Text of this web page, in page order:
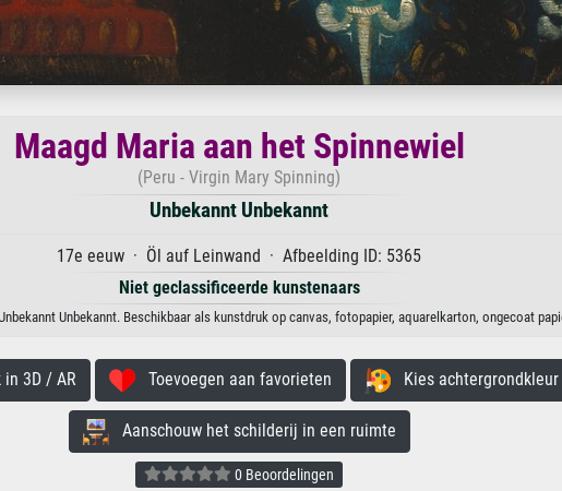
Maagd Maria aan het Spinnewiel
(Peru - Virgin Mary Spinning)
Unbekannt Unbekannt
17e eeuw · Öl auf Leinwand · Afbeelding ID: 5365
Niet geclassificeerde kunstenaars
Unbekannt. Beschikbaar als kunstdruk op canvas, fotopapier, aquarelkarton, ongecoat
3D / AR Toevoegen aan favorieten Kies achtergrondkleur
Aanschouw het schilderij in een ruimte
0 Beoordelingen